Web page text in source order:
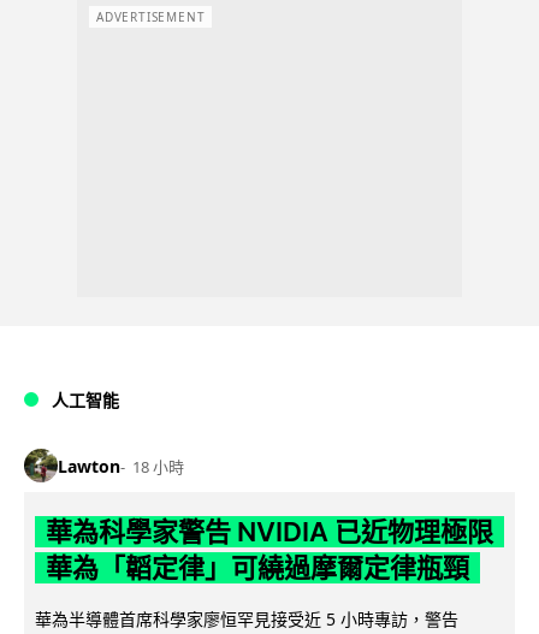
ADVERTISEMENT
人工智能
Lawton 18 小時
華為科學家警告 NVIDIA 已近物理極限
華為「韜定律」可繞過摩爾定律瓶頸
華為半導體首席科學家廖恒罕見接受近 5 小時專訪，警告